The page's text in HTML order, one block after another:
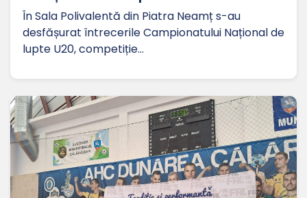
În Sala Polivalentă din Piatra Neamț s-au
desfășurat întrecerile Campionatului Național de
lupte U20, competiție…